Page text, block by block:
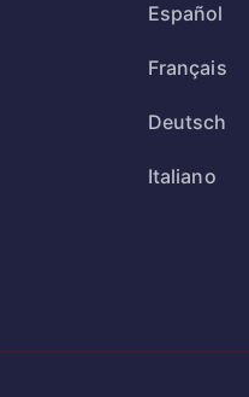
Español
Français
Deutsch
Italiano